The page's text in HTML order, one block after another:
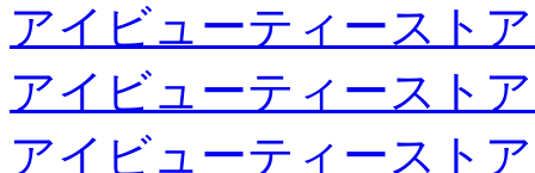
アイビューティースト
アイビューティースト
アイビューティースト